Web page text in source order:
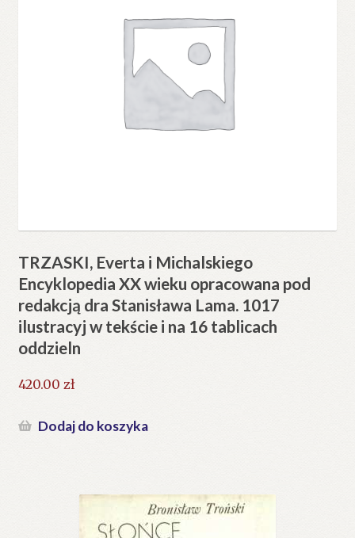
TRZASKI, Everta i Michalskiego
Encyklopedia XX wieku opracowana pod
redakcją dra Stanisława Lama. 1017
ilustracyj w tekście i na 16 tablicach
oddzieln
420.00 zł
Dodaj do koszyka